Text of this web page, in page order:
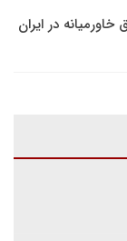
خاورمیانه در ایران